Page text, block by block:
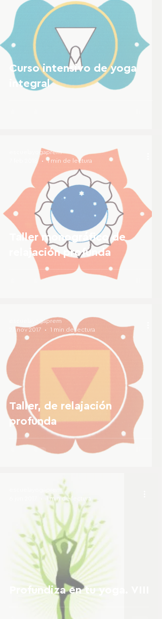
Curso intensivo de yoga
integral
Taller monográfico de
relajación profunda
escuelayogaprem
1 min de lectura
Taller, de relajación
profunda
escuelayogaprem
27 nov 2017
1 min de lectura
Profundiza en tu yoga. VIII
escuelayogaprem
1 min de lectura